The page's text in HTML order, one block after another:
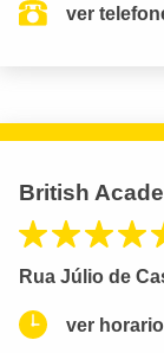
ver
British
Rua Júlio de
ver